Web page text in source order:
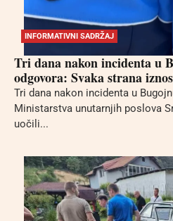
INFORMATIVNI SADRŽAJ
Tri dana nakon incidenta u
odgovora: Svaka strana
Tri dana nakon incidenta u
Ministarstva unutarnjih poslova
uočili...